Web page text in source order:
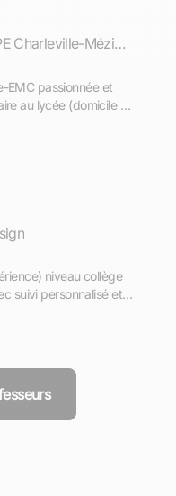
INSPE Charleville-Mézières: Institut National Supérieur du Professorat et de l'Education
EMC passionnée et
au lycée (domicile et
niveau collège
suivi personnalisé et